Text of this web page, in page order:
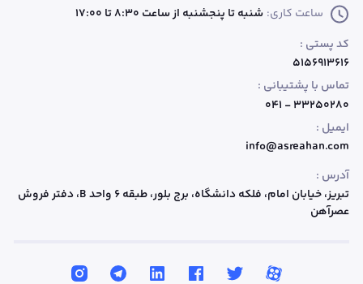
ساعت کاری: شنبه تا پنجشنبه از ساعت 8:30 تا 17:00
کد پستی :
۵۱۵۶۹۱۳۶۱۶
تماس با پشتیبانی :
۳۳۲۵۰۲۸۰ - ۰۴۱
ایمیل :
info@asreahan.com
آدرس :
تبریز، خیابان امام، فلکه دانشگاه، برج بلور، طبقه ۶ واحد B
، دفتر فروش
عصرآهن